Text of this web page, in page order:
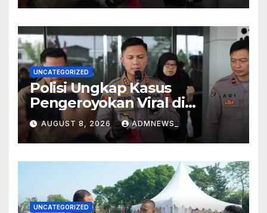
UNCATEGORIZED
Polisi Ungkap Kasus
Pengeroyokan Viral di
Tarogong Kaler, Berawal dari
Knalpot Brong
AUGUST 8, 2026 ADMNEWS_
UNCATEGORIZED